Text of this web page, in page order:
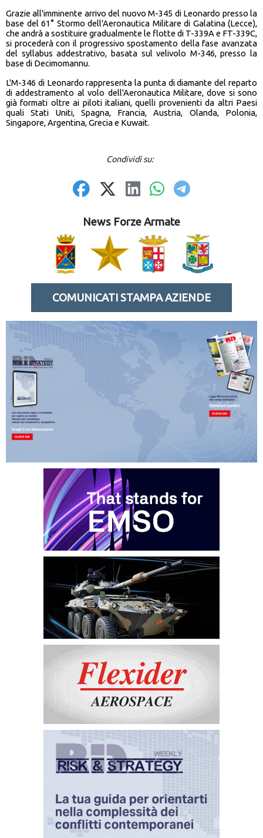
Grazie all'imminente arrivo del nuovo M-345 di Leonardo presso la
base del 61° Stormo dell'Aeronautica Militare di Galatina (Lecce),
che andrà a sostituire gradualmente le flotte di T-339A e FT-339C,
si procederà con il progressivo spostamento della fase avanzata
del syllabus addestrativo, basata sul velivolo M-346, presso la
base di Decimomannu.
L'M-346 di Leonardo rappresenta la punta di diamante del reparto
di addestramento al volo dell'Aeronautica Militare, dove si sono
già formati oltre ai piloti italiani, quelli provenienti da altri Paesi
quali Stati Uniti, Spagna, Francia, Austria, Olanda, Polonia,
Singapore, Argentina, Grecia e Kuwait.
Condividi su:
News Forze Armate
COMUNICATI STAMPA AZIENDE